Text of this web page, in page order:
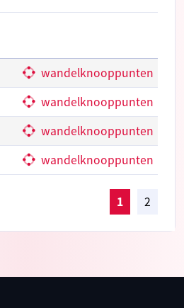
wandelknooppunten
wandelknooppunten
wandelknooppunten
wandelknooppunten
1 2